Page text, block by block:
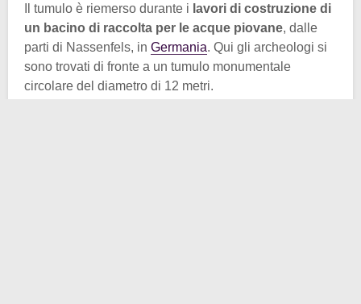
Il tumulo è riemerso durante i lavori di costruzione di
un bacino di raccolta per le acque piovane, dalle
parti di Nassenfels, in Germania. Qui gli archeologi si
sono trovati di fronte a un tumulo monumentale
circolare del diametro di 12 metri.